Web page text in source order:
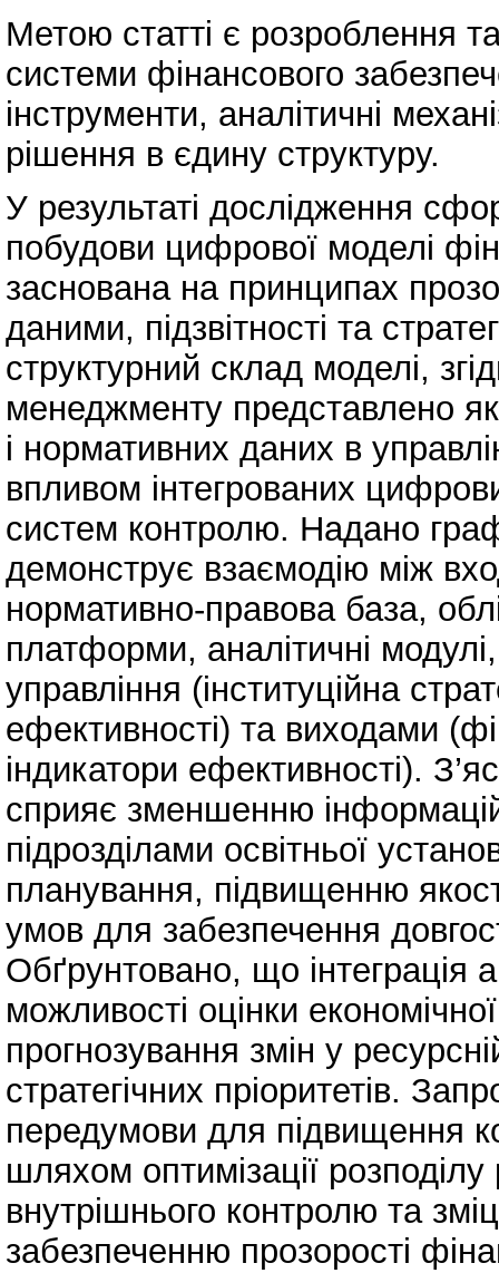
Метою статті є розроблення
системи фінансового
інструменти, аналітичні
рішення в єдину структуру.
У результаті дослідження
побудови цифрової моделі
заснована на принципах
даними, підзвітності та
структурний склад моделі,
менеджменту представлено
і нормативних даних в
впливом інтегрованих
систем контролю. Надано
демонструє взаємодію між
нормативно-правова база,
платформи, аналітичні
управління (інституційна
ефективності) та виходами
індикатори ефективності).
сприяє зменшенню
підрозділами освітньої
планування, підвищенню
умов для забезпечення
Обґрунтовано, що інтеграція
можливості оцінки
прогнозування змін у
стратегічних пріоритетів.
передумови для підвищення
шляхом оптимізації
внутрішнього контролю та
забезпеченню прозорості